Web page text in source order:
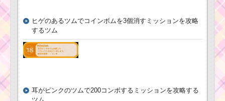
ヒゲのあるツムでコインボムを3個消すミッションを攻略
するツム
耳がピンクのツムで200コンボするミッションを攻略する